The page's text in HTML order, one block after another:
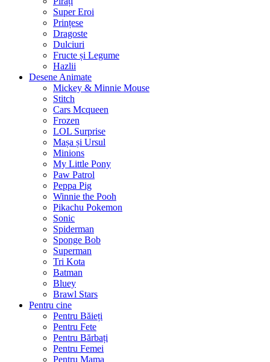
Super Eroi
Prințese
Dragoste
Dulciuri
Fructe și Legume
Hazlii
Desene Animate
Mickey & Minnie Mouse
Stitch
Cars Mcqueen
Frozen
LOL Surprise
Mașa și Ursul
Minions
My Little Pony
Paw Patrol
Peppa Pig
Winnie the Pooh
Pikachu Pokemon
Sonic
Spiderman
Sponge Bob
Superman
Tri Kota
Batman
Bluey
Brawl Stars
Pentru cine
Pentru Băieți
Pentru Fete
Pentru Bărbați
Pentru Femei
Pentru Mama